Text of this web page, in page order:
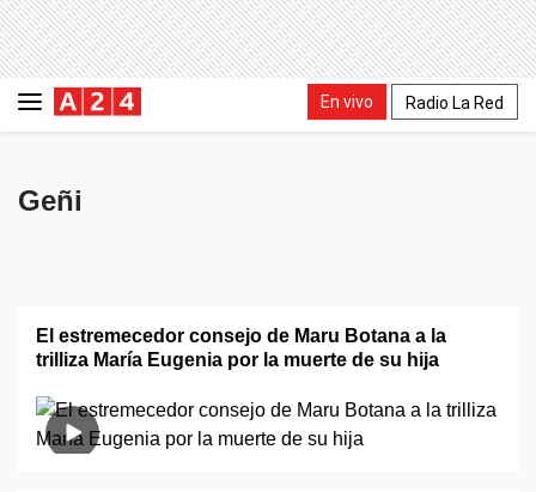
En vivo Radio La Red
Geñi
El estremecedor consejo de Maru Botana a la
trilliza María Eugenia por la muerte de su hija